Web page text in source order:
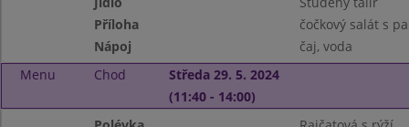
Příloha
čočkový salát s
Nápoj
čaj, voda
Menu
Chod
Středa 29. 5. 2024
(11:40 - 14:00)